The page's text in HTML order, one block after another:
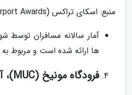
منبع: اسکای تراکس (Skytrax World Airport Awards)
آمار سالانه مسافران توسط
ها ارائه شده است و مربوط به سال 2015
فرودگاه مونیخ (MUC)، آلمان